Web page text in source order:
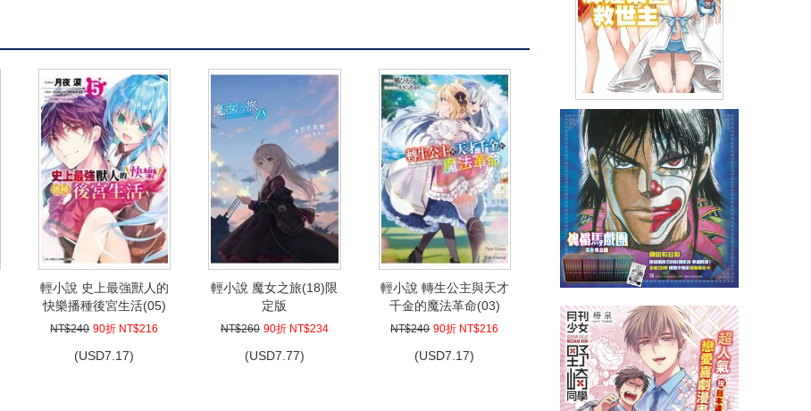
輕小說 史上最強獸人的
快樂播種後宮生活(05)
NT$240 90折 NT$216
(USD7.17)
輕小說 魔女之旅(18)限
定版
NT$260 90折 NT$234
(USD7.77)
輕小說 轉生公主與天才
千金的魔法革命(03)
NT$240 90折 NT$216
(USD7.17)
輕小說甘城輝煌樂園救世主(06)
NT$240 90折 NT$216 (USD7.17)